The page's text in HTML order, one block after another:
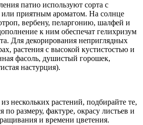
патио используют сорта с
приятным ароматом. На солнце
вербену, пеларгонию, шалфей и
к ним обеспечат гелихризум
Для декорирования неприглядных
растения с высокой кустистостью и
фасоль, душистый горошек,
настурция).
нескольких растений, подбирайте те,
по размеру, фактуре, окрасу листьев и
и времени цветения.